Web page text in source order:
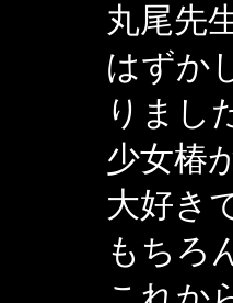
丸尾先
はずか
りまし
少女椿
大好き
もちろ